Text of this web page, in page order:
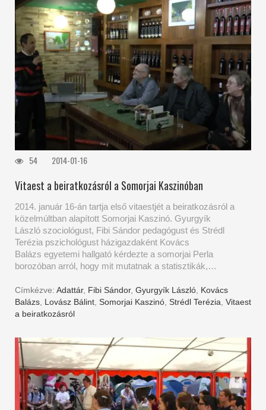
54 2014-01-16
Vitaest a beiratkozásról a Somorjai Kaszinóban
2014. január 16-án tartja első vitaestjét a beiratkozásról a
közelmúltban alapított Somorjai Kaszinó. Gyurgyík
László szociológust, Fibi Sándor pedagógust és Strédl
Terézia pszichológust házigazdaként Kovács
Balázs egyetemi hallgató kérdezte a somorjai Perla
borozóban arról, hogy mit mutatnak a statisztikák,…
Címkézve: Adattár, Fibi Sándor, Gyurgyík László Kovács
Balázs Lovász Bálint Somorjai Kaszinó Strédl Terézia Vitaest
a beiratkozásról